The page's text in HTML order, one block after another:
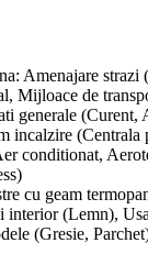
Amenajare strazi
Mijloace de
generale (Curent,
incalzire (Centrala
conditionat,
cu geam
interior (Lemn),
(Gresie,